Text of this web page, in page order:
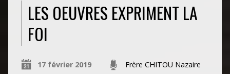
LES OEUVRES EXPRIMENT LA
FOI
17 février 2019 Frère CHITOU Nazaire